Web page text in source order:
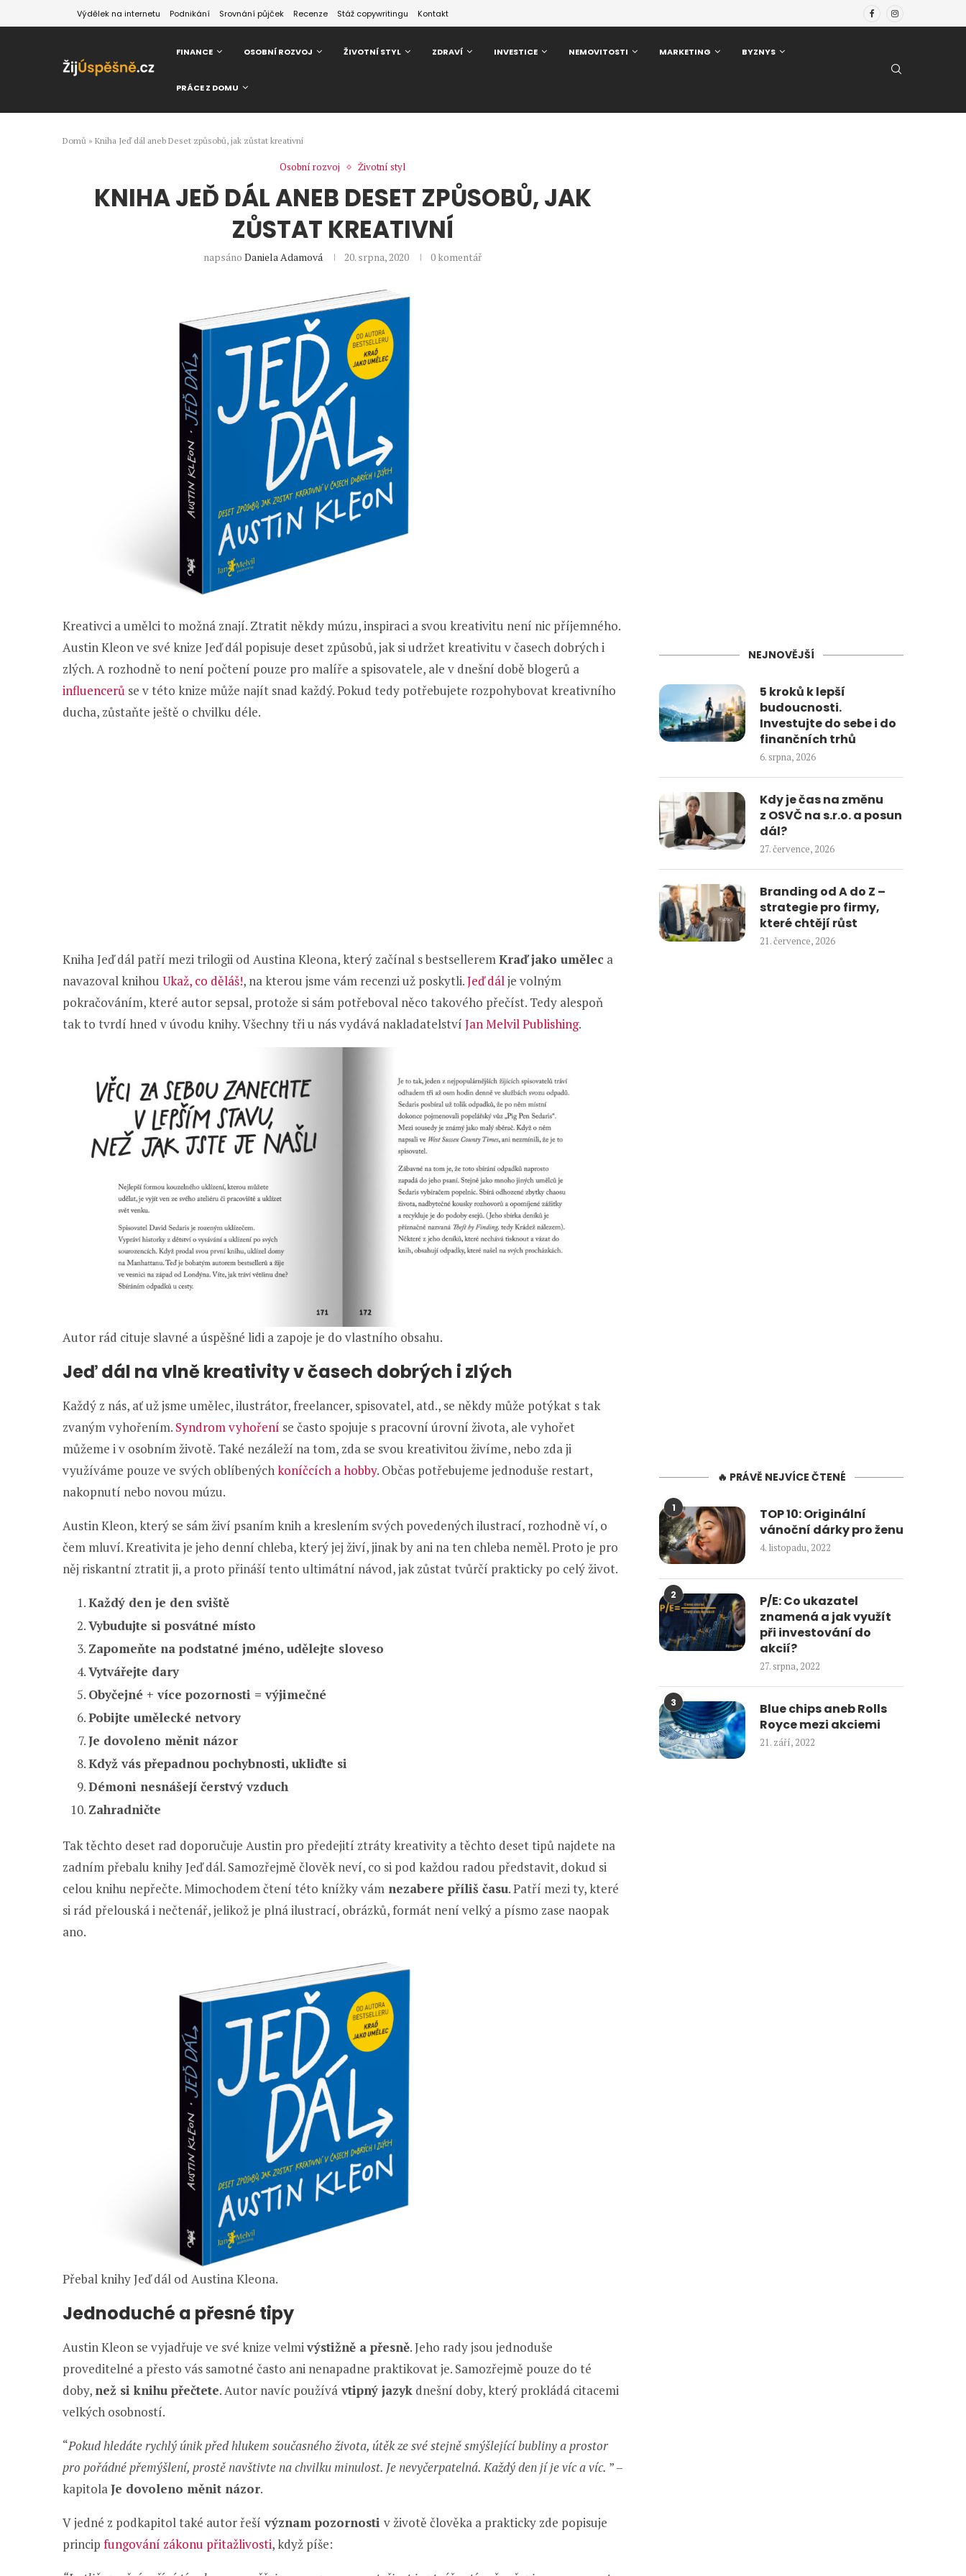
Výdělek na internetu Podnikání Srovnání půjček Recenze Stáž copywritingu Kontakt
FINANCE OSOBNÍ ROZVOJ ŽIVOTNÍ STYL ZDRAVÍ INVESTICE NEMOVITOSTI MARKETING BYZNYS
PRÁCE Z DOMU
Domů » Kniha Jeď dál aneb Deset způsobů, jak zůstat kreativní
Osobní rozvoj Životní styl
KNIHA JEĎ DÁL ANEB DESET ZPŮSOBŮ, JAK
ZŮSTAT KREATIVNÍ
napsánoDaniela Adamová 20. srpna, 2020 0 komentář
Kreativci a umělci to možná znají. Ztratit někdy múzu, inspiraci a svou kreativitu není nic příjemného.
Austin Kleon ve své knize Jeď dál popisuje deset způsobů, jak si udržet kreativitu v časech dobrých i
zlých. A rozhodně to není počtení pouze pro malíře a spisovatele, ale v dnešní době blogerů a
influencerů se v této knize může najít snad každý. Pokud tedy potřebujete rozpohybovat kreativního
ducha, zůstaňte ještě o chvilku déle.
Kniha Jeď dál patří mezi trilogii od Austina Kleona, který začínal s bestselleremKraď jako umělec a
navazoval knihou Ukaž, co děláš!, na kterou jsme vám recenzi už poskytli.Jeď dálje volným
pokračováním, které autor sepsal, protože si sám potřeboval něco takového přečíst. Tedy alespoň
tak to tvrdí hned v úvodu knihy. Všechny tři u nás vydává nakladatelství Jan Melvil Publishing.
Autor rád cituje slavné a úspěšné lidi a zapoje je do vlastního obsahu.
Jeď dál na vlně kreativity v časech dobrých i zlých
Každý z nás, ať už jsme umělec, ilustrátor, freelancer, spisovatel, atd., se někdy může potýkat s tak
zvaným vyhořením. Syndrom vyhoření se často spojuje s pracovní úrovní života, ale vyhořet
můžeme i v osobním životě. Také nezáleží na tom, zda se svou kreativitou živíme, nebo zda ji
využíváme pouze ve svých oblíbenýchkoníčcích a hobby. Občas potřebujeme jednoduše restart,
nakopnutí nebo novou múzu.
Austin Kleon, který se sám živí psaním knih a kreslením svých povedených ilustrací, rozhodně ví, o
čem mluví. Kreativita je jeho denní chleba, který jej živí, jinak by ani na ten chleba neměl. Proto je pro
něj riskantní ztratit ji, a proto přináší tento ultimátní návod, jak zůstat tvůrčí prakticky po celý život.
Každý den je den sviště
Vybudujte si posvátné místo
Zapomeňte na podstatné jméno, udělejte sloveso
Vytvářejte dary
Obyčejné + více pozornosti = výjimečné
Pobijte umělecké netvory
Je dovoleno měnit názor
Když vás přepadnou pochybnosti, ukliďte si
Démoni nesnášejí čerstvý vzduch
Zahradničte
Tak těchto deset rad doporučuje Austin pro předejití ztráty kreativity a těchto deset tipů najdete na
zadním přebalu knihy Jeď dál. Samozřejmě člověk neví, co si pod každou radou představit, dokud si
celou knihu nepřečte. Mimochodem čtení této knížky vám nezabere příliš času. Patří mezi ty, které
si rád přelouská i nečtenář, jelikož je plná ilustrací, obrázků, formát není velký a písmo zase naopak
ano.
Přebal knihy Jeď dál od Austina Kleona.
Jednoduché a přesné tipy
Austin Kleon se vyjadřuje ve své knize velmivýstižně a přesně. Jeho rady jsou jednoduše
proveditelné a přesto vás samotné často ani nenapadne praktikovat je. Samozřejmě pouze do té
doby, než si knihu přečtete. Autor navíc používá vtipný jazyk dnešní doby, který prokládá citacemi
velkých osobností.
“Pokud hledáte rychlý únik před hlukem současného života, útěk ze své stejně smýšlející bubliny a prostor
pro pořádné přemýšlení, prostě navštivte na chvilku minulost. Je nevyčerpatelná. Každý den jí je víc a víc. ” –
kapitolaJe dovoleno měnit názor.
V jedné z podkapitol také autor řeší význam pozornosti v životě člověka a prakticky zde popisuje
princip fungování zákonu přitažlivosti, když píše:
NEJNOVĚJŠÍ
5 kroků k lepší
budoucnosti.
Investujte do sebe i do
finančních trhů
6. srpna, 2026
Kdy je čas na změnu
z OSVČ na s.r.o. a posun
dál?
27. července, 2026
Branding od A do Z –
strategie pro firmy,
které chtějí růst
21. července, 2026
🔥 PRÁVĚ NEJVÍCE ČTENÉ
1
TOP 10: Originální
vánoční dárky pro ženu
4. listopadu, 2022
2
P/E: Co ukazatel
znamená a jak využít
při investování do
akcií?
27. srpna, 2022
3
Blue chips aneb Rolls
Royce mezi akciemi
21. září, 2022